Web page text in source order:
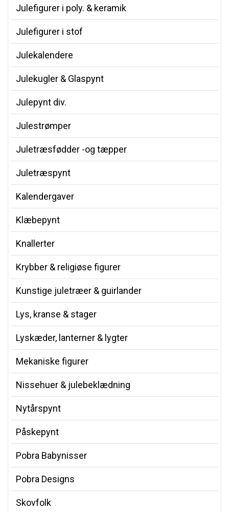
Julefigurer i poly. & keramik
Julefigurer i stof
Julekalendere
Julekugler & Glaspynt
Julepynt div.
Julestrømper
Juletræsfødder -og tæpper
Juletræspynt
Kalendergaver
Klæbepynt
Knallerter
Krybber & religiøse figurer
Kunstige juletræer & guirlander
Lys, kranse & stager
Lyskæder, lanterner & lygter
Mekaniske figurer
Nissehuer & julebeklædning
Nytårspynt
Påskepynt
Pobra Babynisser
Pobra Designs
Skovfolk